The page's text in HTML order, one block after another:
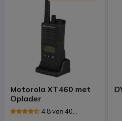
Motorola XT460 met
Oplader
4.8 van 40